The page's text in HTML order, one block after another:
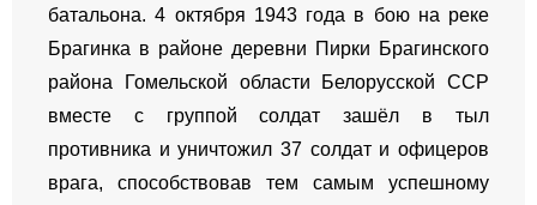
батальона. 4 октября 1943 года в бою на реке
Брагинка в районе деревни Пирки Брагинского
района Гомельской области Белорусской ССР
вместе с группой солдат зашёл в тыл
противника и уничтожил 37 солдат и офицеров
врага, способствовав тем самым успешному